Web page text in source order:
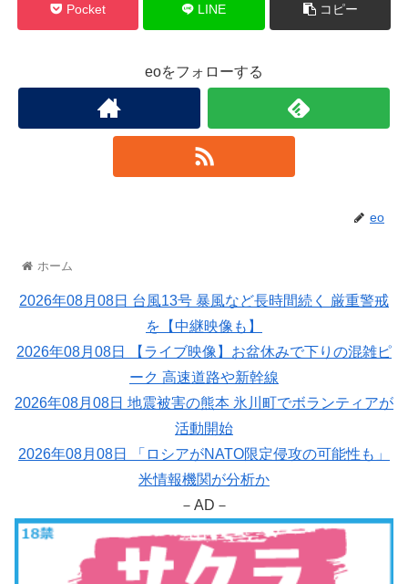
Pocket LINE コピー
eoをフォローする
eo
ホーム
2026年08月08日 台風13号 暴風など長時間続く 厳重警戒
を【中継映像も】
2026年08月08日 【ライブ映像】お盆休みで下りの混雑ピ
ーク 高速道路や新幹線
2026年08月08日 地震被害の熊本 氷川町でボランティアが
活動開始
2026年08月08日 「ロシアがNATO限定侵攻の可能性も」
米情報機関が分析か
－AD－